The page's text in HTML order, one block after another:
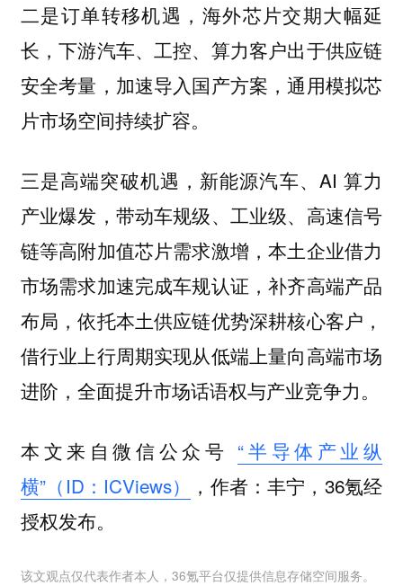
二是订单转移机遇， 海外芯片交期大幅延
长，下游汽车、工控、算力客户出于供应链
安全考量，加速导入国产方案，通用模拟芯
片市场空间持续扩容。
三是高端突破机遇， 新能源汽车、AI 算力
产业爆发，带动车规级、工业级、高速信号
链等高附加值芯片需求激增，本土企业借力
市场需求加速完成车规认证，补齐高端产品
布局，依托本土供应链优势深耕核心客户，
借行业上行周期实现从低端上量向高端市场
进阶，全面提升市场话语权与产业竞争力。
本文来自微信公众号 “半导体产业纵
横”（ID：ICViews）
，作者：丰宁，36氪经
授权发布。
该文观点仅代表作者本人，36氪平台仅提供信息存储空间服务。